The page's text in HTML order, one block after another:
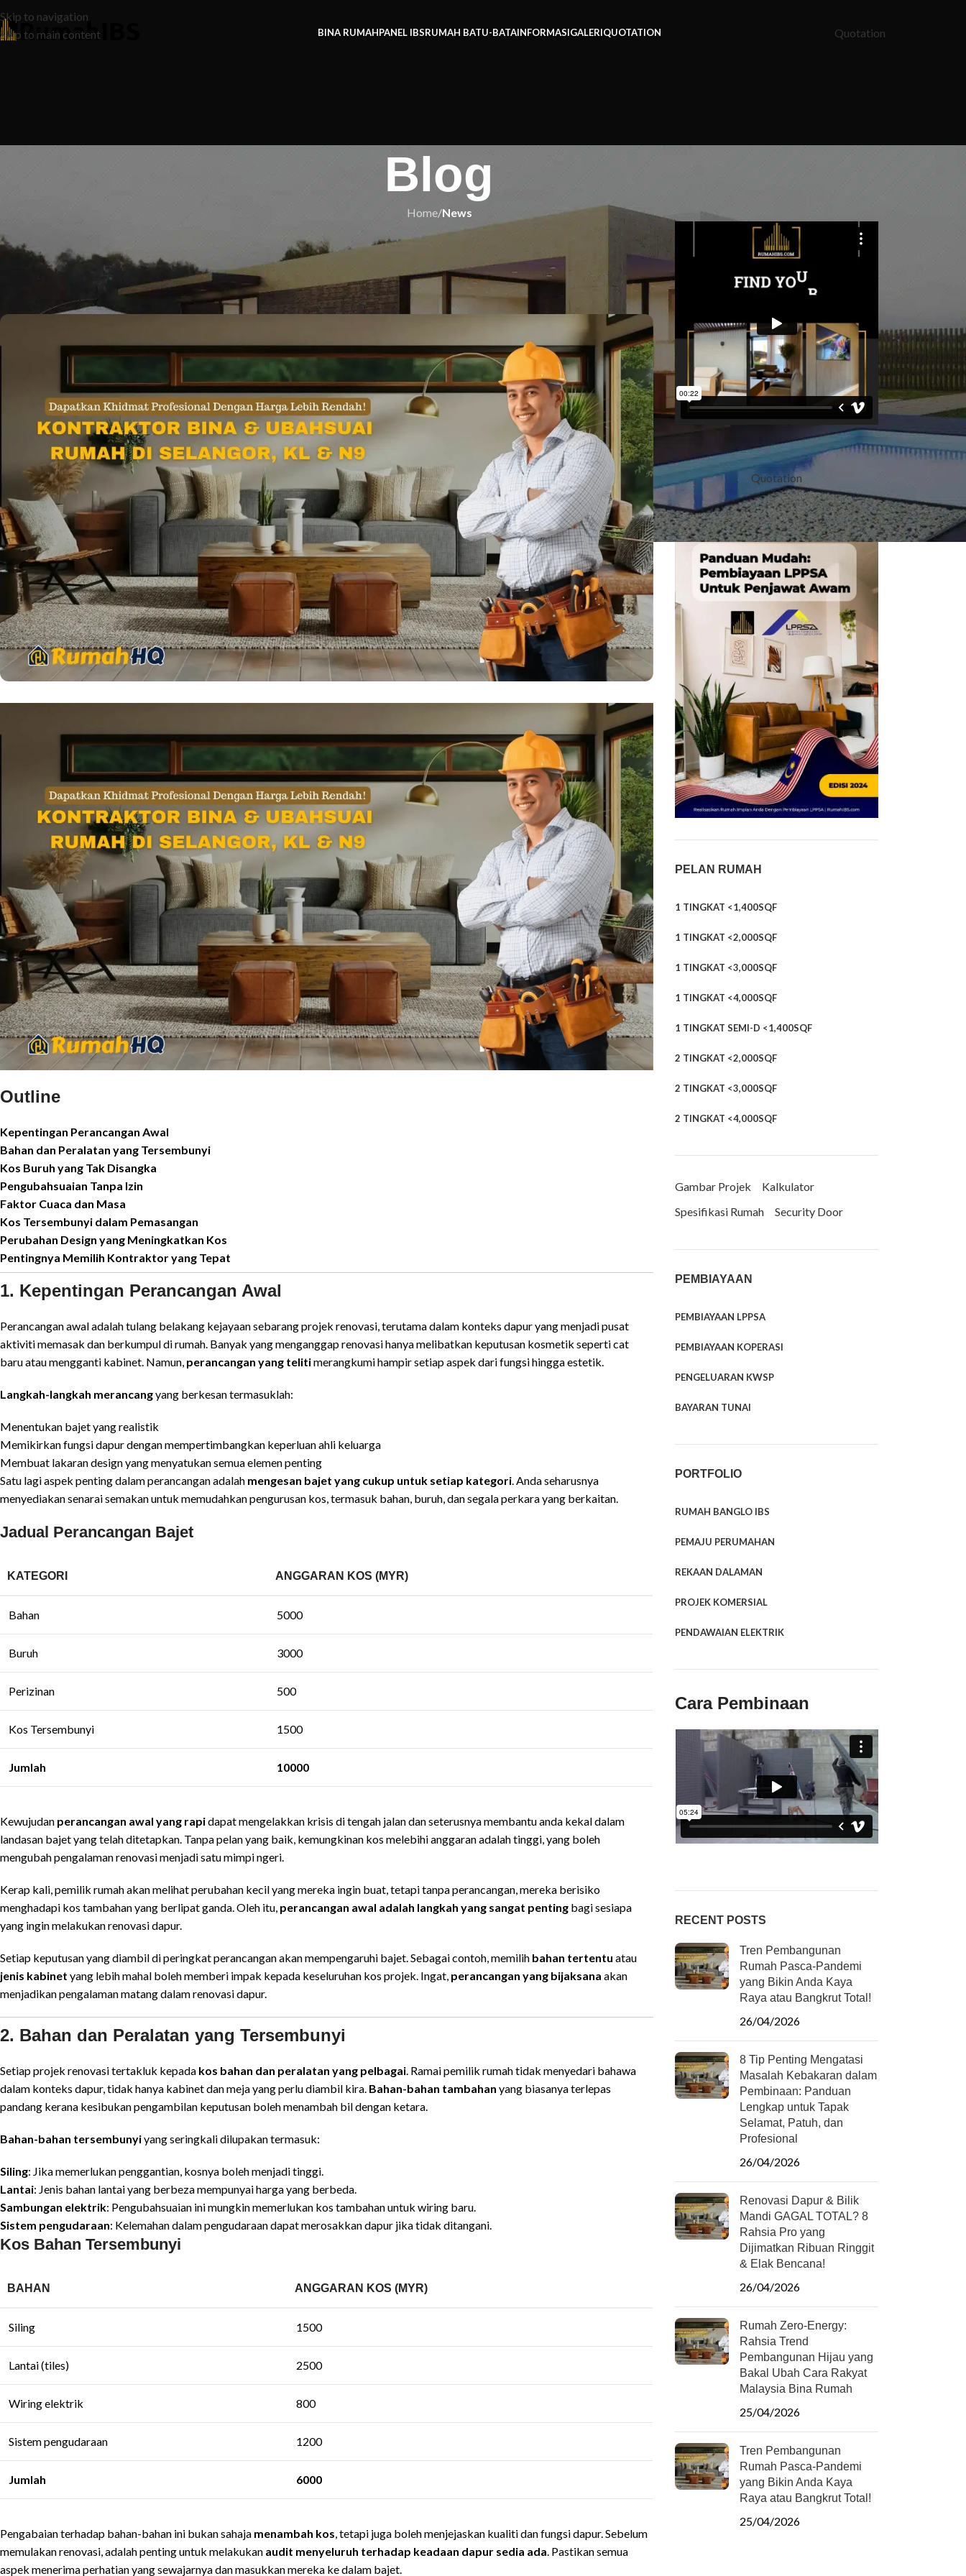
Skip to navigation
Skip to main content
BINA RUMAHPANEL IBSRUMAH BATU-BATAINFORMASIGALERIQUOTATION Quotation
Blog
Home/News
10 Rahsia Kos Renovate Dapur yang Tak Pernah Anda Tahu – Berani
Ke Anda Ambil Risiko?
Posted by Rumah IBS On 18/10/2025
Outline
Kepentingan Perancangan Awal
Bahan dan Peralatan yang Tersembunyi
Kos Buruh yang Tak Disangka
Pengubahsuaian Tanpa Izin
Faktor Cuaca dan Masa
Kos Tersembunyi dalam Pemasangan
Perubahan Design yang Meningkatkan Kos
Pentingnya Memilih Kontraktor yang Tepat
1. Kepentingan Perancangan Awal
Perancangan awal adalah tulang belakang kejayaan sebarang projek renovasi, terutama dalam konteks dapur yang menjadi pusat
aktiviti memasak dan berkumpul di rumah. Banyak yang menganggap renovasi hanya melibatkan keputusan kosmetik seperti cat
baru atau mengganti kabinet. Namun, perancangan yang telitimerangkumi hampir setiap aspek dari fungsi hingga estetik.
Langkah-langkah merancangyang berkesan termasuklah:
Menentukan bajet yang realistik
Memikirkan fungsi dapur dengan mempertimbangkan keperluan ahli keluarga
Membuat lakaran design yang menyatukan semua elemen penting
Satu lagi aspek penting dalam perancangan adalah mengesan bajet yang cukup untuk setiap kategori. Anda seharusnya
menyediakan senarai semakan untuk memudahkan pengurusan kos, termasuk bahan, buruh, dan segala perkara yang berkaitan.
Jadual Perancangan Bajet
KATEGORI ANGGARAN KOS (MYR)
Bahan 5000
Buruh 3000
Perizinan 500
Kos Tersembunyi 1500
Jumlah 10000
Kewujudan perancangan awal yang rapidapat mengelakkan krisis di tengah jalan dan seterusnya membantu anda kekal dalam
landasan bajet yang telah ditetapkan. Tanpa pelan yang baik, kemungkinan kos melebihi anggaran adalah tinggi, yang boleh
mengubah pengalaman renovasi menjadi satu mimpi ngeri.
Kerap kali, pemilik rumah akan melihat perubahan kecil yang mereka ingin buat, tetapi tanpa perancangan, mereka berisiko
menghadapi kos tambahan yang berlipat ganda. Oleh itu, perancangan awal adalah langkah yang sangat penting bagi sesiapa
yang ingin melakukan renovasi dapur.
Setiap keputusan yang diambil di peringkat perancangan akan mempengaruhi bajet. Sebagai contoh, memilih bahan tertentu atau
jenis kabinet yang lebih mahal boleh memberi impak kepada keseluruhan kos projek. Ingat, perancangan yang bijaksana akan
menjadikan pengalaman matang dalam renovasi dapur.
2. Bahan dan Peralatan yang Tersembunyi
Setiap projek renovasi tertakluk kepada kos bahan dan peralatan yang pelbagai. Ramai pemilik rumah tidak menyedari bahawa
dalam konteks dapur, tidak hanya kabinet dan meja yang perlu diambil kira. Bahan-bahan tambahan yang biasanya terlepas
pandang kerana kesibukan pengambilan keputusan boleh menambah bil dengan ketara.
Bahan-bahan tersembunyiyang seringkali dilupakan termasuk:
Siling: Jika memerlukan penggantian, kosnya boleh menjadi tinggi.
Lantai: Jenis bahan lantai yang berbeza mempunyai harga yang berbeda.
Sambungan elektrik: Pengubahsuaian ini mungkin memerlukan kos tambahan untuk wiring baru.
Sistem pengudaraan: Kelemahan dalam pengudaraan dapat merosakkan dapur jika tidak ditangani.
Kos Bahan Tersembunyi
BAHAN ANGGARAN KOS (MYR)
Siling 1500
Lantai (tiles) 2500
Wiring elektrik 800
Sistem pengudaraan 1200
Jumlah 6000
Pengabaian terhadap bahan-bahan ini bukan sahaja menambah kos, tetapi juga boleh menjejaskan kualiti dan fungsi dapur. Sebelum
memulakan renovasi, adalah penting untuk melakukan audit menyeluruh terhadap keadaan dapur sedia ada. Pastikan semua
aspek menerima perhatian yang sewajarnya dan masukkan mereka ke dalam bajet.
Quotation
PELAN RUMAH
1 TINGKAT <1,400SQF
1 TINGKAT <2,000SQF
1 TINGKAT <3,000SQF
1 TINGKAT <4,000SQF
1 TINGKAT SEMI-D <1,400SQF
2 TINGKAT <2,000SQF
2 TINGKAT <3,000SQF
2 TINGKAT <4,000SQF
Gambar Projek
Kalkulator
Spesifikasi Rumah
Security Door
PEMBIAYAAN
PEMBIAYAAN LPPSA
PEMBIAYAAN KOPERASI
PENGELUARAN KWSP
BAYARAN TUNAI
PORTFOLIO
RUMAH BANGLO IBS
PEMAJU PERUMAHAN
REKAAN DALAMAN
PROJEK KOMERSIAL
PENDAWAIAN ELEKTRIK
Cara Pembinaan
RECENT POSTS
Tren Pembangunan
Rumah Pasca-Pandemi
yang Bikin Anda Kaya
Raya atau Bangkrut Total!
26/04/2026
8 Tip Penting Mengatasi
Masalah Kebakaran dalam
Pembinaan: Panduan
Lengkap untuk Tapak
Selamat, Patuh, dan
Profesional
26/04/2026
Renovasi Dapur & Bilik
Mandi GAGAL TOTAL? 8
Rahsia Pro yang
Dijimatkan Ribuan Ringgit
& Elak Bencana!
26/04/2026
Rumah Zero-Energy:
Rahsia Trend
Pembangunan Hijau yang
Bakal Ubah Cara Rakyat
Malaysia Bina Rumah
25/04/2026
Tren Pembangunan
Rumah Pasca-Pandemi
yang Bikin Anda Kaya
Raya atau Bangkrut Total!
25/04/2026